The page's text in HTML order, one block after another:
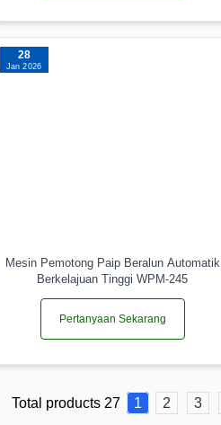
28
Jan 2026
Mesin Pemotong Paip Beralun Automatik
Berkelajuan Tinggi WPM-245
Pertanyaan Sekarang
Total products 27 1 2 3